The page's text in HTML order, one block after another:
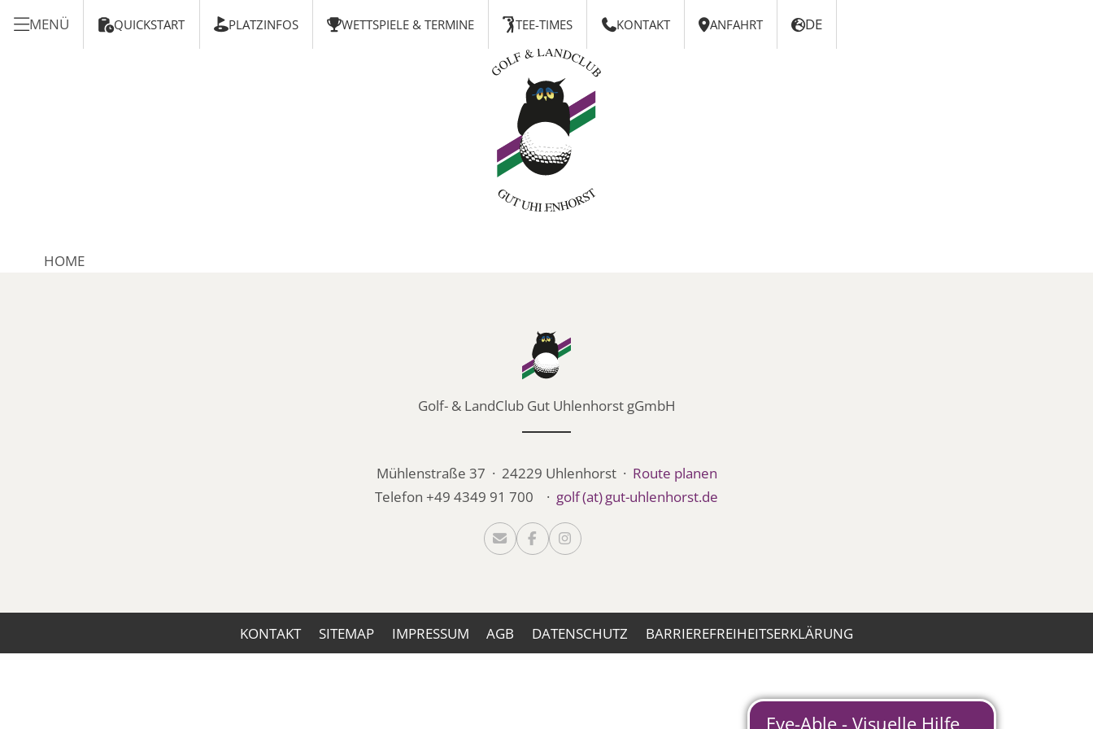
MENÜ QUICKSTART PLATZINFOS WETTSPIELE & TERMINE TEE-TIMES KONTAKT ANFAHRT DE
HOME
Golf- & LandClub Gut Uhlenhorst gGmbH
Mühlenstraße 37 · 24229 Uhlenhorst · Route planen
Telefon +49 4349 91 700 · golf (at) gut-uhlenhorst.de
  
KONTAKT SITEMAP IMPRESSUM AGB DATENSCHUTZ BARRIEREFREIHEITSERKLÄRUNG